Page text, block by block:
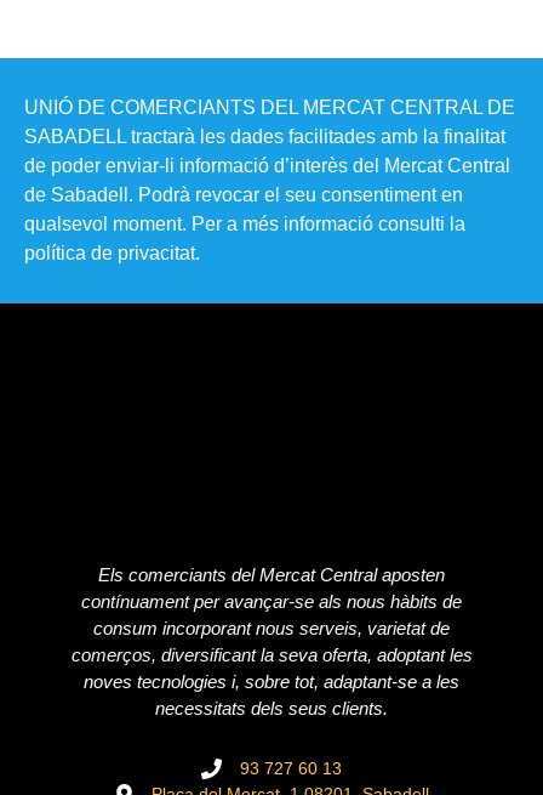
UNIÓ DE COMERCIANTS DEL MERCAT CENTRAL DE
SABADELL tractarà les dades facilitades amb la finalitat
de poder enviar-li informació d’interès del Mercat Central
de Sabadell. Podrà revocar el seu consentiment en
qualsevol moment. Per a més informació consulti la
política de privacitat​.
Els comerciants del Mercat Central aposten
contínuament per avançar-se als nous hàbits de
consum incorporant nous serveis, varietat de
comerços, diversificant la seva oferta, adoptant les
noves tecnologies i, sobre tot, adaptant-se a les
necessitats dels seus clients.
93 727 60 13